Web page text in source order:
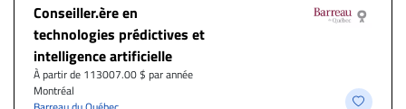
Conseiller.ère en
technologies prédictives et
intelligence artificielle
À partir de 113007.00 $ par année
Montréal